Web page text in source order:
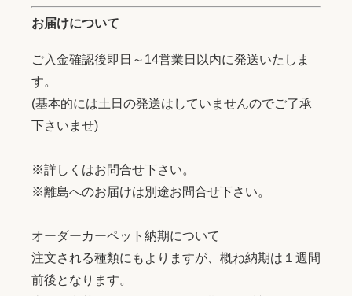
お届けについて
ご入金確認後即日～14営業日以内に発送いたしま
す。
(基本的には土日の発送はしていませんのでご了承
下さいませ)
※詳しくはお問合せ下さい。
※離島へのお届けは別途お問合せ下さい。
オーダーカーペット納期について
注文される種類にもよりますが、概ね納期は１週間
前後となります。